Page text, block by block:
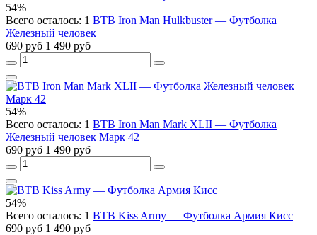
54%
Всего осталось: 1 BTB Iron Man Hulkbuster — Футболка
Железный человек
690 руб 1 490 руб
54%
Всего осталось: 1 BTB Iron Man Mark XLII — Футболка
Железный человек Марк 42
690 руб 1 490 руб
54%
Всего осталось: 1 BTB Kiss Army — Футболка Армия Кисс
690 руб 1 490 руб